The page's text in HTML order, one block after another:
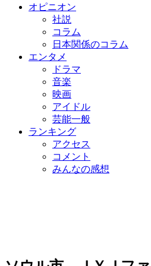
オピニオン
社説
コラム
日本関係のコラム
エンタメ
ドラマ
音楽
映画
アイドル
芸能一般
ランキング
アクセス
コメント
みんなの感想